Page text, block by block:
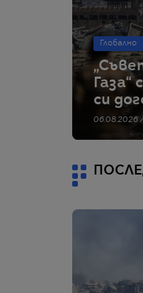
Глобално
Газа“
си
06.08.2026